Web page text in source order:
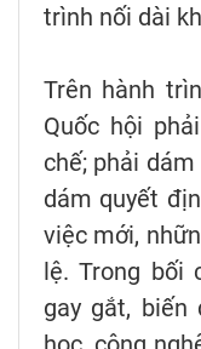
trình nối dài
Trên hành
Quốc hội
chế; phải
dám quyết
việc mới,
lệ. Trong bối
gay gắt, biến